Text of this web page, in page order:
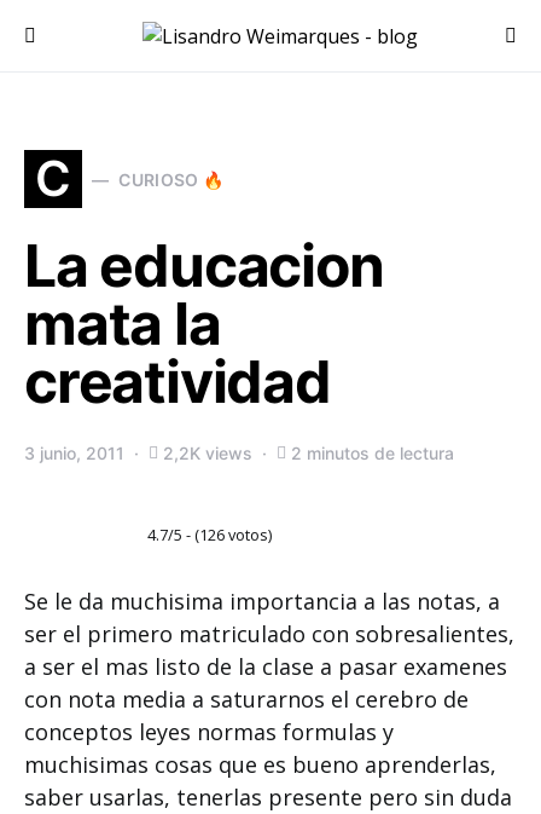
Search for:
C CURIOSO 🔥
La educacion
mata la
creatividad
3 junio, 2011 2,2K views 2 minutos de lectura
4.7/5 - (126 votos)
Se le da muchisima importancia a las notas, a
ser el primero matriculado con sobresalientes,
a ser el mas listo de la clase a pasar examenes
con nota media a saturarnos el cerebro de
conceptos leyes normas formulas y
muchisimas cosas que es bueno aprenderlas,
saber usarlas, tenerlas presente pero sin duda